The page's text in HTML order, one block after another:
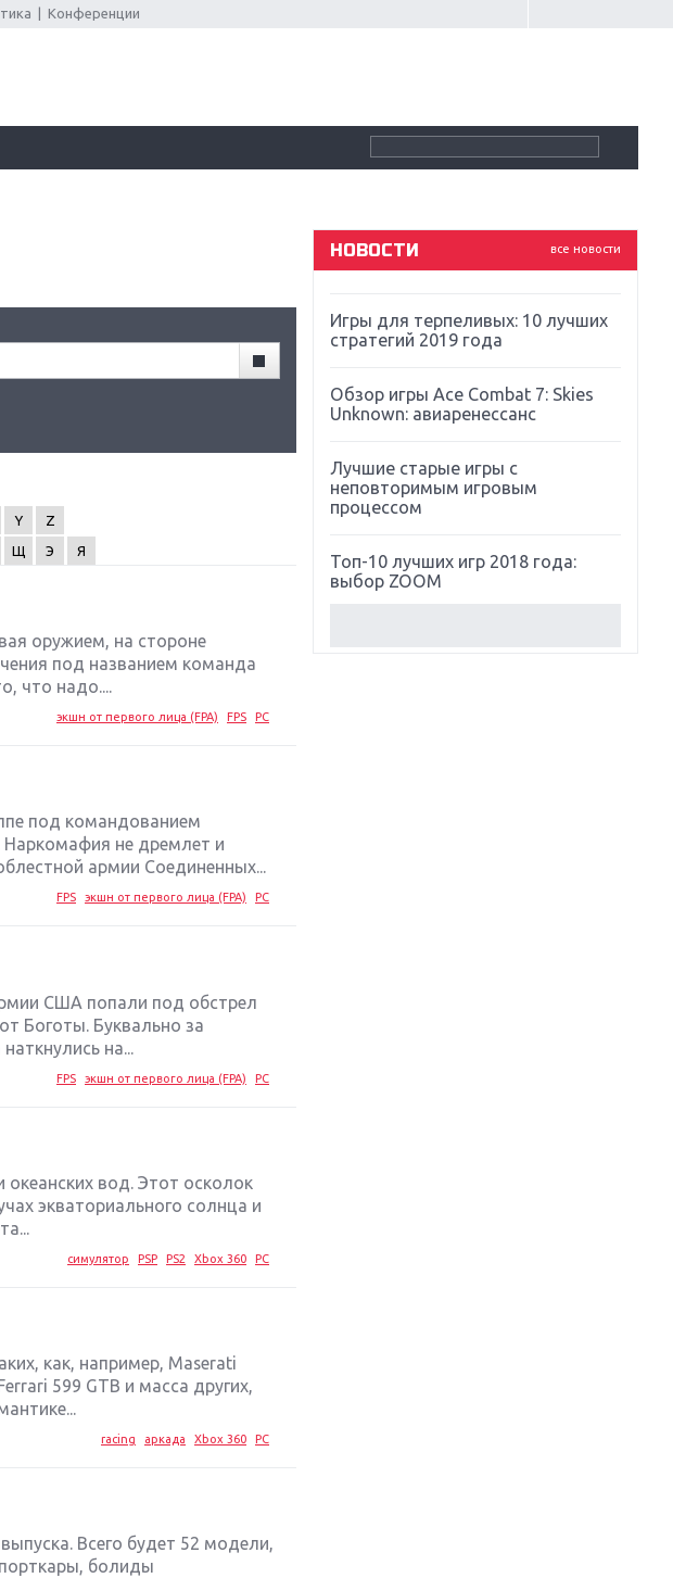
Конференции
Y
Z
Щ Э Я
оружием, на стороне
под названием команда
что надо....
экшн от первого лица (FPA) FPS PC
под командованием
не дремлет и
армии Соединенных...
FPS экшн от первого лица (FPA) PC
США попали под обстрел
Боготы. Буквально за
на...
FPS экшн от первого лица (FPA) PC
океанских вод. Этот осколок
экваториального солнца и
симулятор PSP PS2 Xbox 360 PC
как, например, Maserati
599 GTB и масса других,
racing аркада Xbox 360 PC
Всего будет 52 модели,
болиды
все новости
НОВОСТИ
Souls
Far Cry 5: хвалить нельзя ругать
Игры для терпеливых: 10 лучших
стратегий 2019 года
Обзор игры Ace Combat 7: Skies
Unknown: авиаренессанс
Лучшие старые игры с
неповторимым игровым
процессом
Топ-10 лучших игр 2018 года:
выбор ZOOM